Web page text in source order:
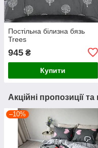
Постільна білизна бязь
Trees
945 ₴
Купити
Акційні пропозиції
–10%